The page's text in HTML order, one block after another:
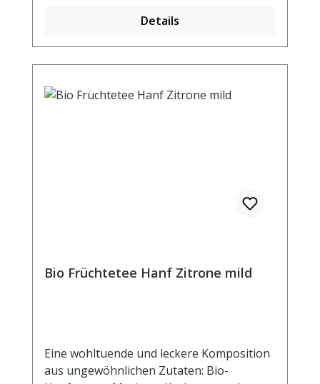
Milch), Erdbeerstücke* (1%), Vanillestücke*
(0,5%). * aus kontrolliert biologischem
max.10 min.
Details
Bio Früchtetee Hanf Zitrone mild
Eine wohltuende und leckere Komposition
aus ungewöhnlichen Zutaten: Bio-